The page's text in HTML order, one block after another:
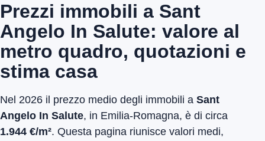
Prezzi immobili a Sant
Angelo In Salute: valore al
metro quadro, quotazioni e
stima casa
Nel 2026 il prezzo medio degli immobili a Sant
Angelo In Salute, in Emilia-Romagna, è di circa
1.944 €/m². Questa pagina riunisce valori medi,